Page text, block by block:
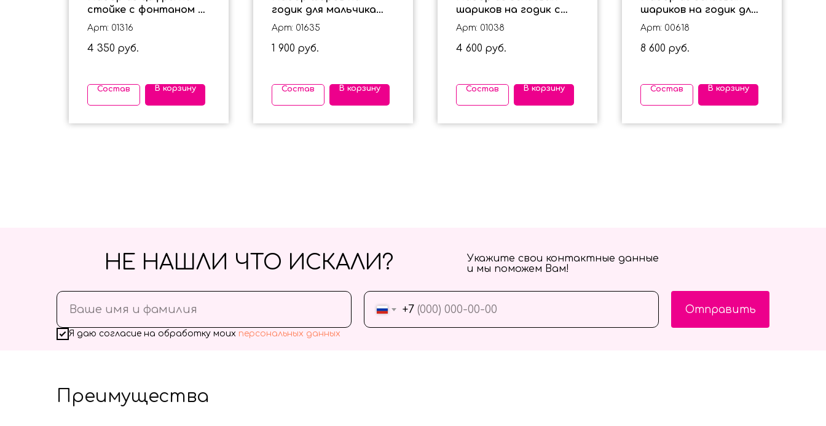
стойке с фонтаном из
гелиевых шаров "Софа"
на годик
Арт: 01316
4 350 руб.
Состав В корзину
годик для мальчика
"Мой Красавчик"
Арт: 01635
1 900 руб.
Состав В корзину
шариков на годик с
цифрой "Олененок"
Арт: 01038
4 600 руб.
Состав В корзину
шариков на годик для
девочки с кексиком
Арт: 00618
8 600 руб.
Состав В корзину
+7
Я даю согласие на обработку моих персональных данных
Отправить
НЕ НАШЛИ ЧТО ИСКАЛИ?
Укажите свои контактные данные
и мы поможем Вам!
Преимущества